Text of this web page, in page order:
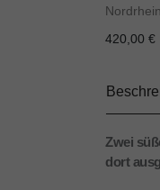
420,00 €
Zwei
dort